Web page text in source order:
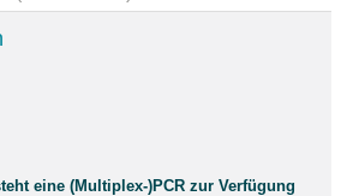
eine (Multiplex-)PCR zur Verfügung